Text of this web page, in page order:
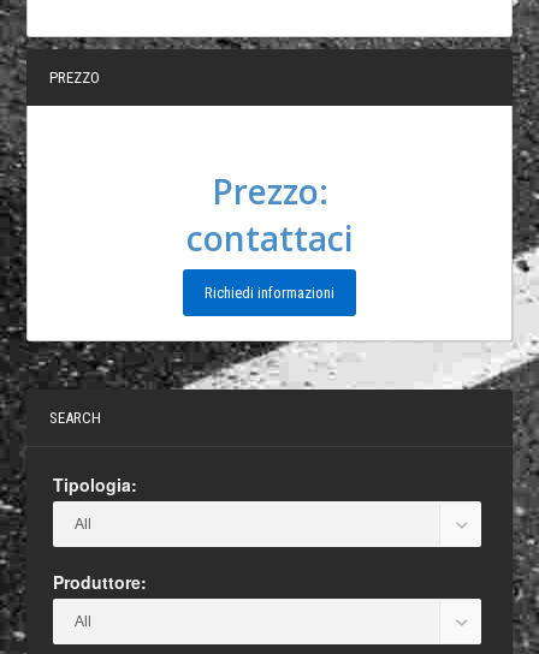
PREZZO
Prezzo:
contattaci
Richiedi informazioni
SEARCH
Tipologia:
Produttore: